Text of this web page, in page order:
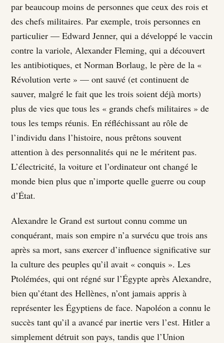
par beaucoup moins de personnes que ceux des rois et
des chefs militaires. Par exemple, trois personnes en
particulier — Edward Jenner, qui a développé le vaccin
contre la variole, Alexander Fleming, qui a découvert
les antibiotiques, et Norman Borlaug, le père de la «
Révolution verte » — ont sauvé (et continuent de
sauver, malgré le fait que les trois soient déjà morts)
plus de vies que tous les « grands chefs militaires » de
tous les temps réunis. En réfléchissant au rôle de
l’individu dans l’histoire, nous prêtons souvent
attention à des personnalités qui ne le méritent pas.
L’électricité, la voiture et l’ordinateur ont changé le
monde bien plus que n’importe quelle guerre ou coup
d’État.
Alexandre le Grand est surtout connu comme un
conquérant, mais son empire n’a survécu que trois ans
après sa mort, sans exercer d’influence significative sur
la culture des peuples qu’il avait « conquis ». Les
Ptolémées, qui ont régné sur l’Égypte après Alexandre,
bien qu’étant des Hellènes, n’ont jamais appris à
représenter les Égyptiens de face. Napoléon a connu le
succès tant qu’il a avancé par inertie vers l’est. Hitler a
simplement détruit son pays, tandis que l’Union